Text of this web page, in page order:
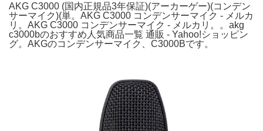
AKG C3000 (国内正規品3年保証)(アーカーゲー)(コンデン
サーマイク)(単。AKG C3000 コンデンサーマイク - メルカ
リ。AKG C3000 コンデンサーマイク - メルカリ。。akg
c3000bのおすすめ人気商品一覧 通販 - Yahoo!ショッピン
グ。AKGのコンデンサーマイク、C3000Bです。